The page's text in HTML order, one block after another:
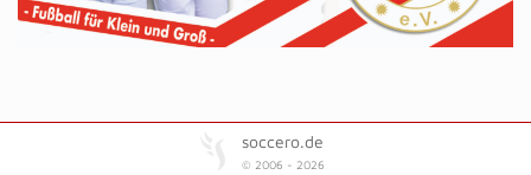
soccero.de
© 2006 - 2026